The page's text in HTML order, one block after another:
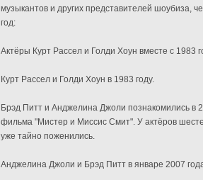
музыкантов и других представителей шоубиза,
год:
Актёры Курт Рассел и Голди Хоун вместе с 1983
Курт Рассел и Голди Хоун в 1983 году.
Брэд Питт и Анджелина Джоли познакомились в
фильма "Мистер и Миссис Смит". У актёров
уже тайно поженились.
Анджелина Джоли и Брэд Питт в январе 2007